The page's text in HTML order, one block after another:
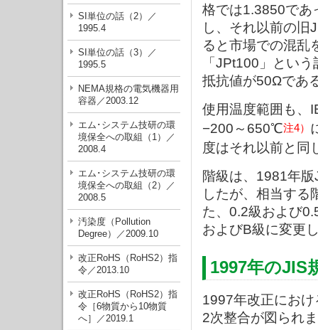
SI単位の話（2）／
1995.4
SI単位の話（3）／
1995.5
NEMA規格の電気機器用
容器／2003.12
エム･システム技研の環
境保全への取組（1）／
2008.4
エム･システム技研の環
境保全への取組（2）／
2008.5
汚染度（Pollution
Degree）／2009.10
改正RoHS（RoHS2）指
令／2013.10
改正RoHS（RoHS2）指
令［6物質から10物質
へ］／2019.1
格では1.3850であ
し、それ以前の旧
ると市場での混乱
「JPt100」とい
抵抗値が50Ωであ
使用温度範囲も、
−200～650℃注4）
度はそれ以前と
階級は、1981年
したが、相当する
た、0.2級および
およびB級に変更
1997年のJIS
1997年改正にお
2次整合が図られ